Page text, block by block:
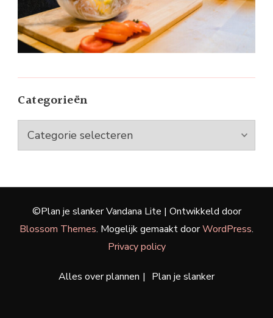
Categorieën
Categorieën
©Plan je slankerVandana Lite | Ontwikkeld door
Blossom Themes. Mogelijk gemaakt doorWordPress.
Privacy policy
Alles over plannen Plan je slanker